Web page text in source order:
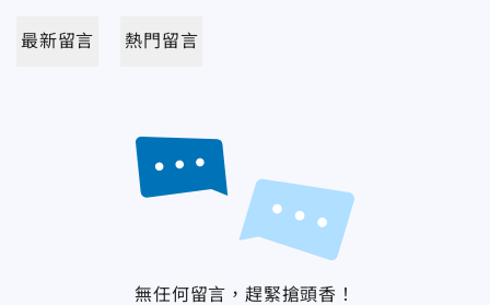
最新留言 熱門留言
無任何留言，趕緊搶頭香！